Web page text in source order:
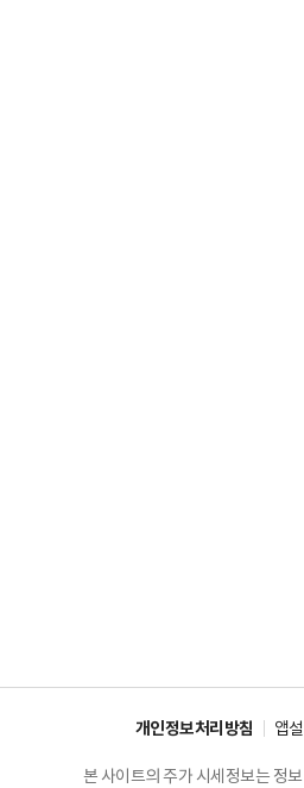
개인정보처리방침 앱
본 사이트의 주가 시세정보는 정